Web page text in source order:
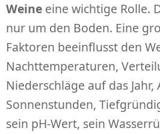
Weine eine wichtige Rolle.
nur um den Boden. Eine
Faktoren beeinflusst den
Nachttemperaturen,
Niederschläge auf das Jahr,
Sonnenstunden,
sein pH-Wert, sein